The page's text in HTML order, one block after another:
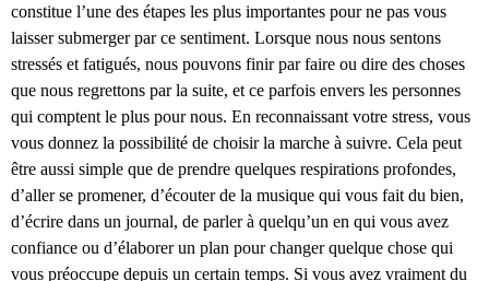
constitue l’une des étapes les plus importantes pour ne pas vous
laisser submerger par ce sentiment. Lorsque nous nous sentons
stressés et fatigués, nous pouvons finir par faire ou dire des choses
que nous regrettons par la suite, et ce parfois envers les personnes
qui comptent le plus pour nous. En reconnaissant votre stress, vous
vous donnez la possibilité de choisir la marche à suivre. Cela peut
être aussi simple que de prendre quelques respirations profondes,
d’aller se promener, d’écouter de la musique qui vous fait du bien,
d’écrire dans un journal, de parler à quelqu’un en qui vous avez
confiance ou d’élaborer un plan pour changer quelque chose qui
vous préoccupe depuis un certain temps. Si vous avez vraiment du